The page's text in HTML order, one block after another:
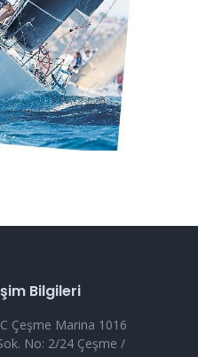
Bilgileri
Çeşme Marina 1016
No: 2/24 Çeşme /